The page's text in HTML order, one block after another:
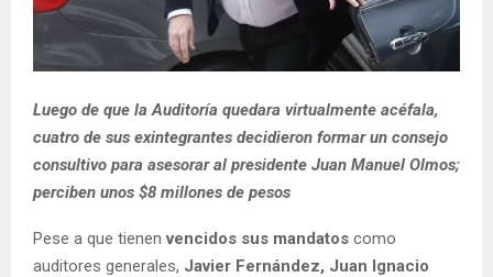
Luego de que la Auditoría quedara virtualmente acéfala,
cuatro de sus exintegrantes decidieron formar un consejo
consultivo para asesorar al presidente Juan Manuel Olmos;
perciben unos $8 millones de pesos
Pese a que tienenvencidos sus mandatos como
auditores generales, Javier Fernández, Juan Ignacio